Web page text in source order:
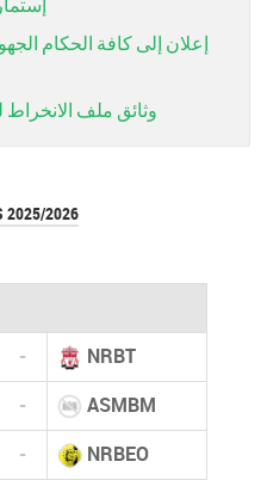
إعلان إلى كافة الحكام
وثائق ملف الانخراط
2025/2026
- NRBT
- ASMBM
- NRBEO